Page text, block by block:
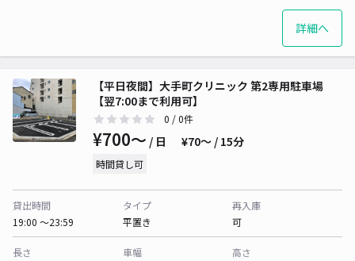
詳細へ
【平日夜間】大手町クリニック 第2専用駐車場
【翌7:00まで利用可】
0 / 0件
¥700〜 / 日 ¥70〜 / 15分
時間貸し可
貸出時間
19:00 〜23:59
タイプ
平置き
再入庫
可
長さ
車幅
高さ